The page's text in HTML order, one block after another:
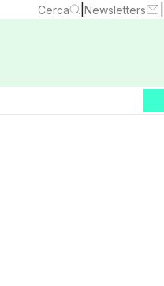
Cerca Newsletters